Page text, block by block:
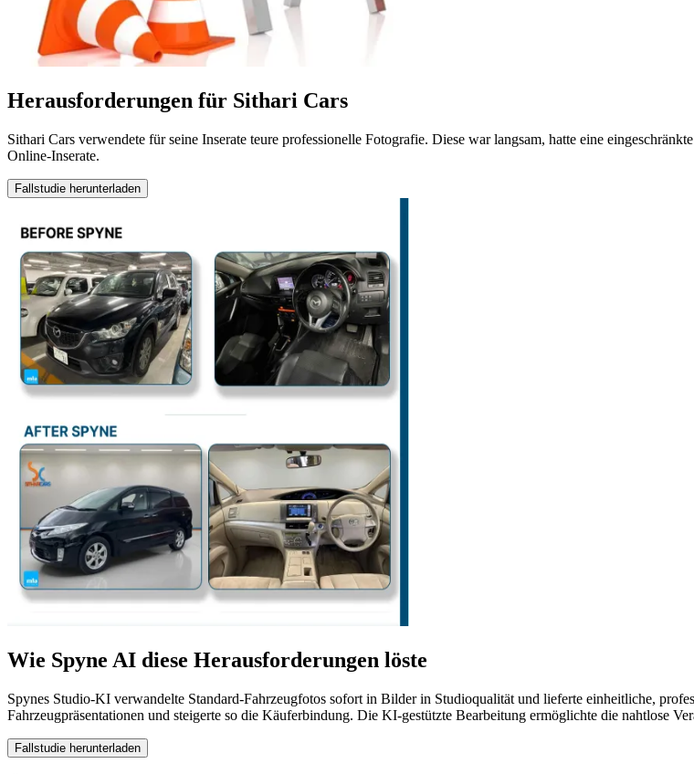
Herausforderungen für Sithari Cars
Sithari Cars verwendete für seine Inserate teure professionelle Fotografie. Diese war langsam, hatte eine
Online-Inserate.
Fallstudie herunterladen
Wie Spyne AI diese Herausforderungen löste
Spynes Studio-KI verwandelte Standard-Fahrzeugfotos sofort in Bilder in Studioqualität und lieferte einheitliche,
Fahrzeugpräsentationen und steigerte so die Käuferbindung. Die KI-gestützte Bearbeitung ermöglichte die nahtlose
Fallstudie herunterladen